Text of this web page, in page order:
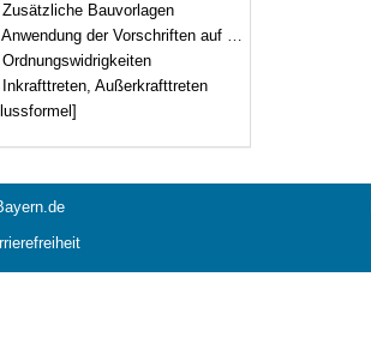
Zusätzliche Bauvorlagen
der Vorschriften auf bestehende Beherbergungsstätten
Inkrafttreten, Außerkrafttreten